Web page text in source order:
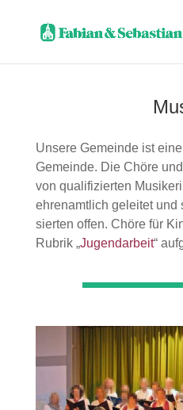
Unsere Gemeinde ist
Gemeinde. Die Chöre
von qualifi­zierten
ehren­amtlich geleitet
sierten offen. Chöre für
Rubrik „Jugend­arbeit“